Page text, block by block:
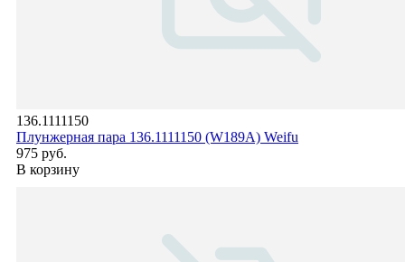
136.1111150
Плунжерная пара 136.1111150 (W189A) Weifu
975 руб.
В корзину